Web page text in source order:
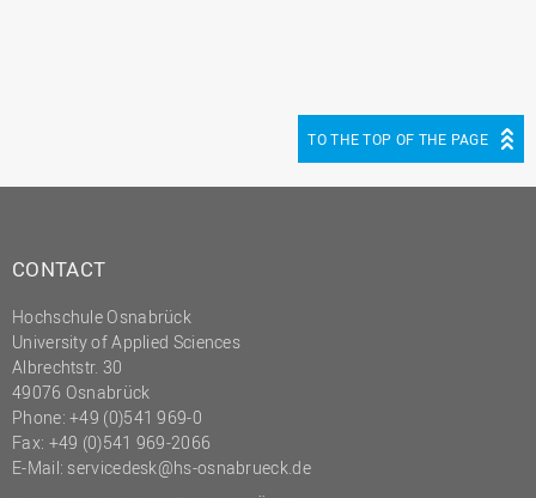
TO THE TOP OF THE PAGE
CONTACT
Hochschule Osnabrück
University of Applied Sciences
Albrechtstr. 30
49076 Osnabrück
Phone: +49 (0)541 969-0
Fax: +49 (0)541 969-2066
E-Mail: servicedesk@hs-osnabrueck.de